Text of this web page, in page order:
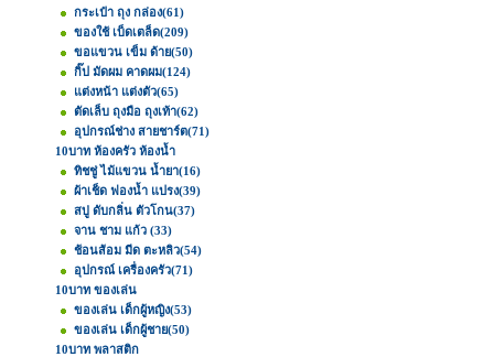
กระเป๋า ถุง กล่อง(61)
ของใช้ เบ็ดเตล็ด(209)
ขอแขวน เข็ม ด้าย(50)
กิ๊ป มัดผม คาดผม(124)
แต่งหน้า แต่งตัว(65)
ตัดเล็บ ถุงมือ ถุงเท้า(62)
อุปกรณ์ช่าง สายชาร์ต(71)
10บาท ห้องครัว ห้องน้ำ
ทิชชู่ ไม้แขวน น้ำยา(16)
ผ้าเช็ด ฟองน้ำ แปรง(39)
สบู่ ดับกลิ่น ตัวโกน(37)
จาน ชาม แก้ว (33)
ช้อนส้อม มีด ตะหลิว(54)
อุปกรณ์ เครื่องครัว(71)
10บาท ของเล่น
ของเล่น เด็กผู้หญิง(53)
ของเล่น เด็กผู้ชาย(50)
10บาท พลาสติก